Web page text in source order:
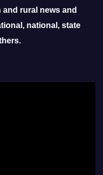
rural news and
national, state